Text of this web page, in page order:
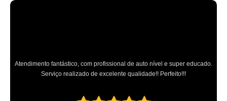
Atendimento fantástico, com profissional de auto nível e super educado.
Serviço realizado de excelente qualidade!! Perfeito!!!